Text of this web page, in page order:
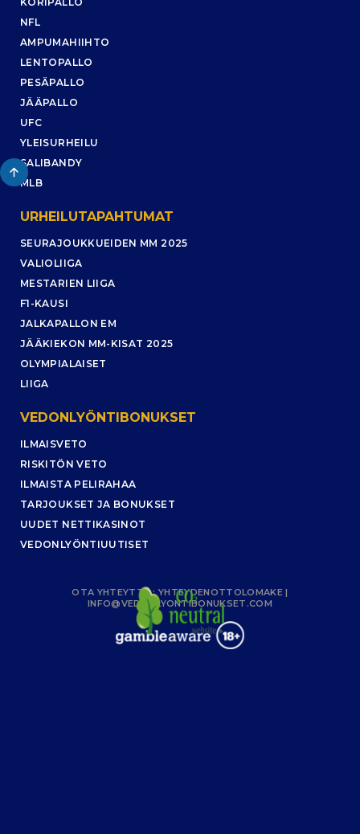
NFL
AMPUMAHIIHTO
LENTOPALLO
PESÄPALLO
JÄÄPALLO
UFC
YLEISURHEILU
SALIBANDY
MLB
URHEILUTAPAHTUMAT
SEURAJOUKKUEIDEN MM 2025
VALIOLIIGA
MESTARIEN LIIGA
F1-KAUSI
JALKAPALLON EM
JÄÄKIEKON MM-KISAT 2025
OLYMPIALAISET
LIIGA
VEDONLYÖNTIBONUKSET
ILMAISVETO
RISKITÖN VETO
ILMAISTA PELIRAHAA
TARJOUKSET JA BONUKSET
UUDET NETTIKASINOT
VEDONLYÖNTIUUTISET
OTA YHTEYTTÄ :YHTEYDENOTTOLOMAKE |
INFO@VEDONLYONTIBONUKSET.COM